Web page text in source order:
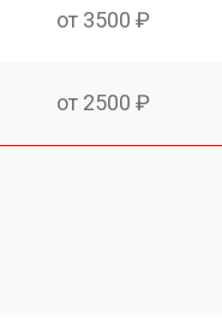
от 3500 ₽
от 2500 ₽